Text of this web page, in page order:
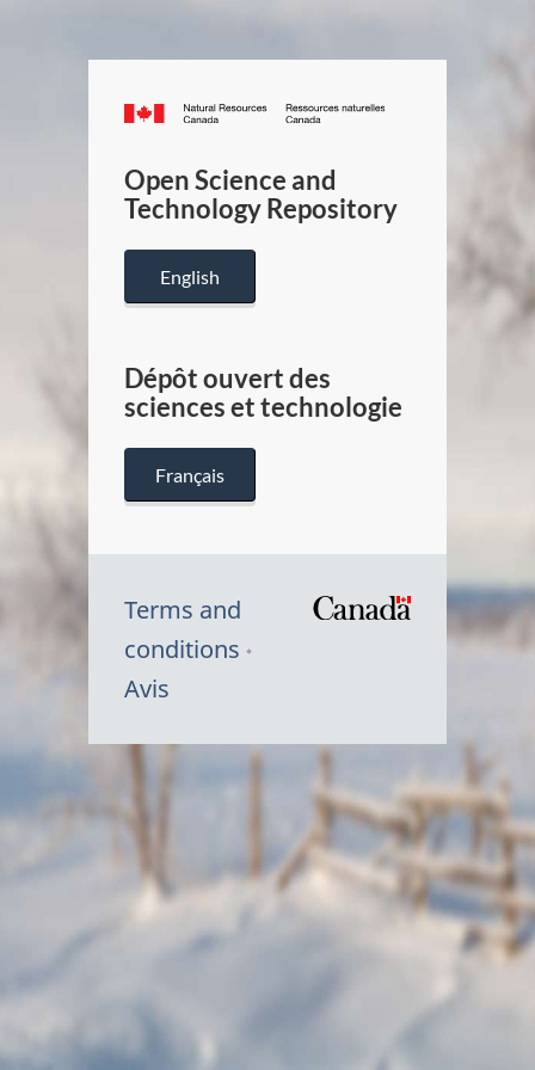
Canada.ca
/
Canada
Open Science and
Technology Repository
English
Dépôt ouvert des
sciences et technologie
Français
Terms and
conditions
Avis
Symbole
Canada